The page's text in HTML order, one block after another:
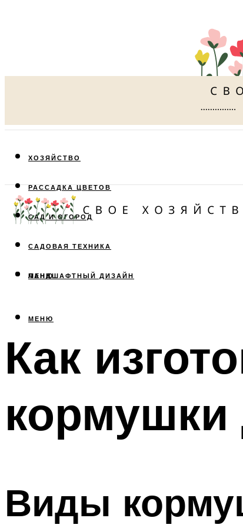
ХОЗЯЙСТВО
РАССАДКА ЦВЕТОВ
САД И ОГОРОД
САДОВАЯ ТЕХНИКА
ЛАНДШАФТНЫЙ ДИЗАЙН
МЕНЮ
МЕНЮ
Как
кормушки
Виды